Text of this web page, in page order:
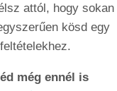
attól, hogy sokan
kösd egy
még ennél is